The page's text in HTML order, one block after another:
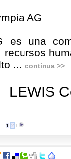
AG
es una
... continua >>
LEWIS
1 2